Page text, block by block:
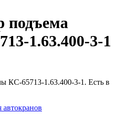
подъема
1.63.400-3-1
КС-65713-1.63.400-3-1. Есть в